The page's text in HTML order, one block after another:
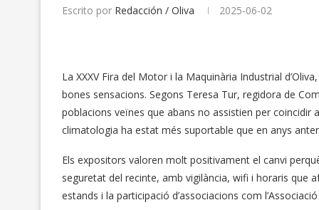
Escrito por Redacción / Oliva 2025-06-02
La XXXV Fira del Motor i la Maquinària Industrial
bones sensacions. Segons Teresa Tur, regidora de
poblacions veïnes que abans no assistien per
climatologia ha estat més suportable que en anys
Els expositors valoren molt positivament el canvi
seguretat del recinte, amb vigilància, wifi i horaris que
estands i la participació d’associacions com